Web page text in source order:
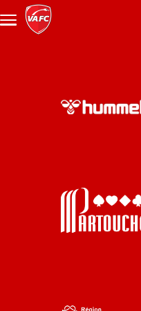
Aller au contenu principal